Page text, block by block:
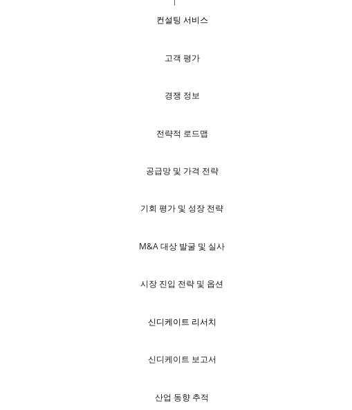
컨설팅 서비스
고객 평가
경쟁 정보
전략적 로드맵
공급망 및 가격 전략
기회 평가 및 성장 전략
M&A 대상 발굴 및 실사
시장 진입 전략 및 옵션
신디케이트 리서치
신디케이트 보고서
산업 동향 추적